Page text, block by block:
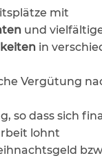
mit
und
in
Vergütung
so dass sich
lohnt